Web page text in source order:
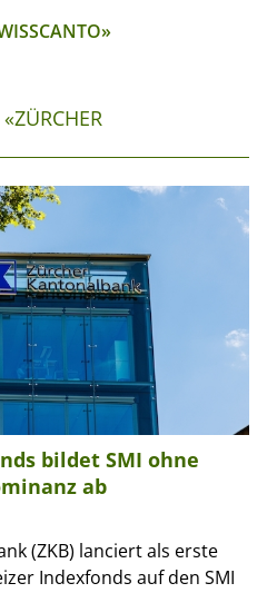
bildet SMI ohne
ab
(ZKB) lanciert als erste
Indexfonds auf den SMI